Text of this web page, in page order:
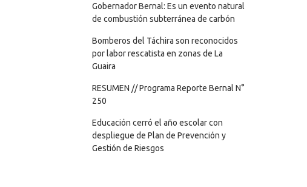
Gobernador Bernal: Es un evento natural
de combustión subterránea de carbón
Bomberos del Táchira son reconocidos
por labor rescatista en zonas de La
Guaira
RESUMEN // Programa Reporte Bernal N°
250
Educación cerró el año escolar con
despliegue de Plan de Prevención y
Gestión de Riesgos